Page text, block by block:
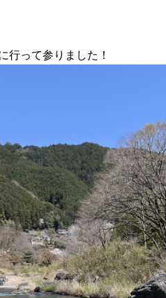
行って参りました！